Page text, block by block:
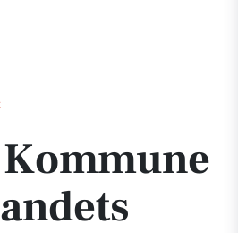
landets bedste til ældrepleje i ny